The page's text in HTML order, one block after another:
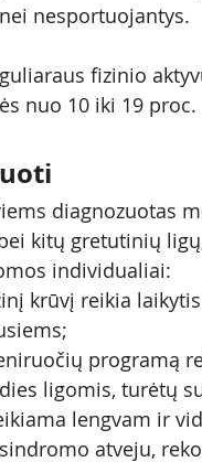
nesportuojantys.
fizinio
nuo 10 iki 19 proc.
diagnozuotas
kitų gretutinių
individualiai:
krūvį reikia
programą
ligomis, turėtų
lengvam ir
atveju,